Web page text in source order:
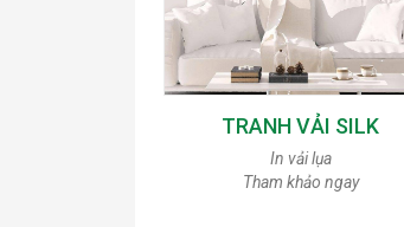
TRANH VẢI SILK
In vải lụa
Tham khảo ngay